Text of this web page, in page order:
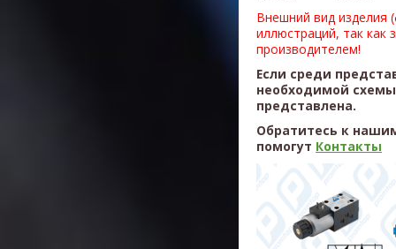
Внешний вид изделия
иллюстраций, так как
производителем!
Если среди
необходимой
представлена.
Обратитесь к
помогут Контакты